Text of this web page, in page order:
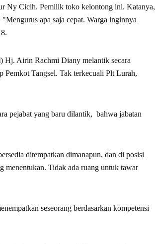
Ny Cicih. Pemilik toko kelontong ini. Katanya,
apa saja cepat. Warga inginnya
) Hj. Airin Rachmi Diany melantik secara
Pemkot Tangsel. Tak terkecuali Plt Lurah,
pejabat yang baru dilantik, bahwa jabatan
ditempatkan dimanapun, dan di posisi
menentukan. Tidak ada ruang untuk tawar
seseorang berdasarkan kompetensi